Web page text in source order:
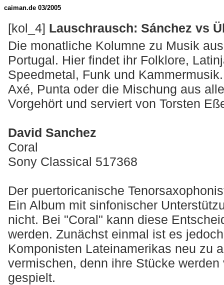
caiman.de 03/2005
[kol_4] Lauschrausch: Sánchez vs
Die monatliche Kolumne zu Musik
Portugal. Hier findet ihr Folklore,
Speedmetal, Funk und
Axé, Punta oder die Mischung aus
Vorgehört und serviert von Torsten
David Sanchez
Coral
Sony Classical 517368
Der puertoricanische
Ein Album mit sinfonischer
nicht. Bei "Coral" kann diese
werden. Zunächst einmal ist es
Komponisten Lateinamerikas neu zu
vermischen, denn ihre Stücke
gespielt.